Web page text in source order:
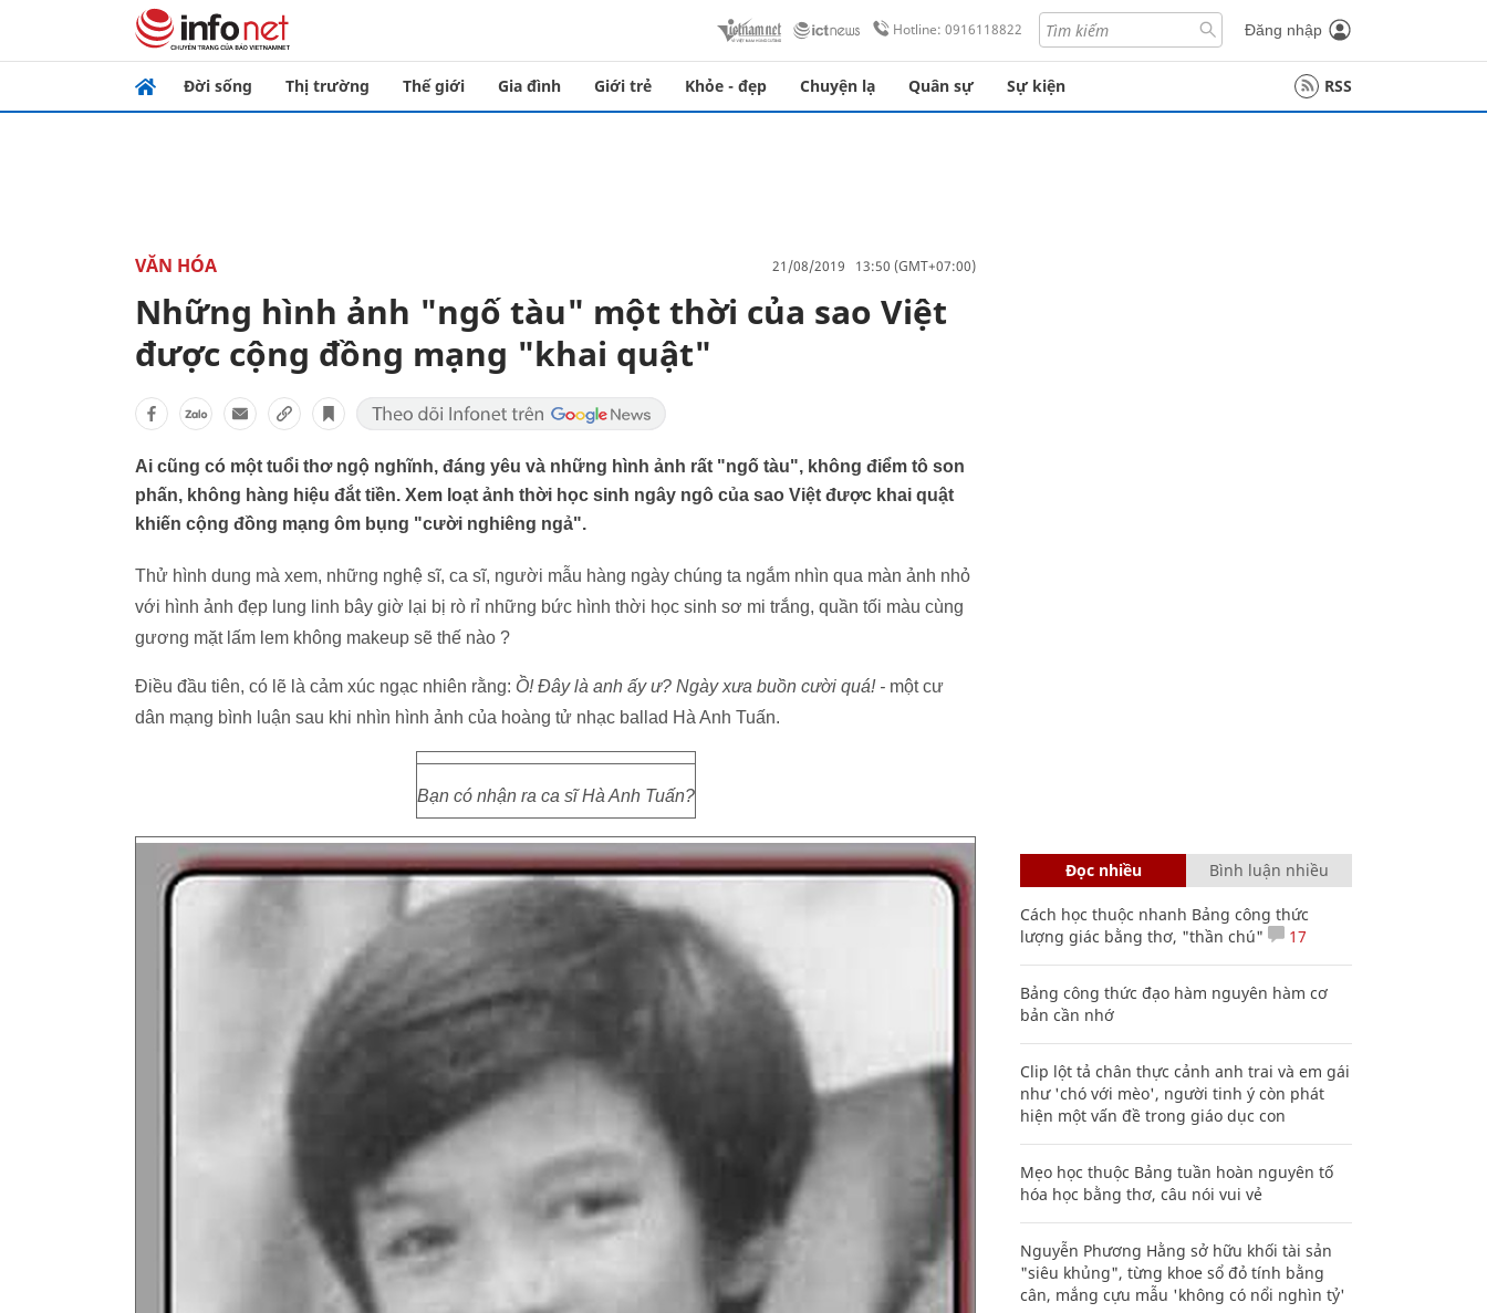
Hotline: 0916118822 Đăng nhập
Đời sống Thị trường Thế giới Gia đình Giới trẻ Khỏe - đẹp Chuyện lạ Quân sự Sự kiện RSS
VĂN HÓA 21/08/2019 13:50 (GMT+07:00)
Những hình ảnh "ngố tàu" một thời của sao Việt
được cộng đồng mạng "khai quật"
Ai cũng có một tuổi thơ ngộ nghĩnh, đáng yêu và những hình ảnh rất "ngố tàu", không điểm tô son
phấn, không hàng hiệu đắt tiền. Xem loạt ảnh thời học sinh ngây ngô của sao Việt được khai quật
khiến cộng đồng mạng ôm bụng "cười nghiêng ngả".
Thử hình dung mà xem, những nghệ sĩ, ca sĩ, người mẫu hàng ngày chúng ta ngắm nhìn qua màn ảnh nhỏ
với hình ảnh đẹp lung linh bây giờ lại bị rò rỉ những bức hình thời học sinh sơ mi trắng, quần tối màu cùng
gương mặt lấm lem không makeup sẽ thế nào ?
Điều đầu tiên, có lẽ là cảm xúc ngạc nhiên rằng: Ồ! Đây là anh ấy ư? Ngày xưa buồn cười quá! - một cư
dân mạng bình luận sau khi nhìn hình ảnh của hoàng tử nhạc ballad Hà Anh Tuấn.
Bạn có nhận ra ca sĩ Hà Anh Tuấn?
Đọc nhiều Bình luận nhiều
Cách học thuộc nhanh Bảng công thức
lượng giác bằng thơ, "thần chú"
17
Bảng công thức đạo hàm nguyên hàm cơ
bản cần nhớ
Clip lột tả chân thực cảnh anh trai và em gái
như 'chó với mèo', người tinh ý còn phát
hiện một vấn đề trong giáo dục con
Mẹo học thuộc Bảng tuần hoàn nguyên tố
hóa học bằng thơ, câu nói vui vẻ
Nguyễn Phương Hằng sở hữu khối tài sản
"siêu khủng", từng khoe sổ đỏ tính bằng
cân, mắng cựu mẫu 'không có nổi nghìn tỷ'